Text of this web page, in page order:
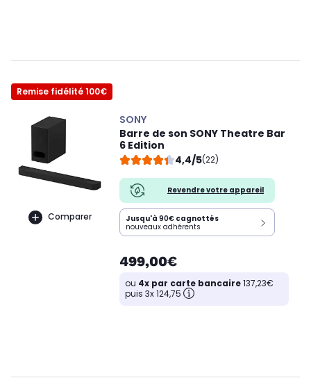
Remise fidélité 100€
Comparer
SONY
Barre de son SONY Theatre Bar
6 Edition
4,4/5(22)
Revendre votre appareil
Jusqu'à 90€ cagnottés
nouveaux adhérents
499,00€
ou 4x par carte bancaire137,23€
puis 3x 124,75